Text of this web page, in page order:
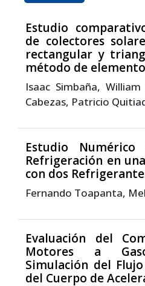
Estudio
de colectores
rectangular y
método de
Isaac Simbaña,
Cabezas, Patricio
Estudio
Refrigeración en
con dos
Fernando Toapanta,
Evaluación del
Motores a
Simulación del
del Cuerpo de